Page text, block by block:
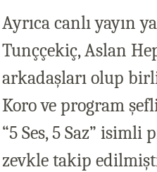
Ayrıca canlı yayın
Tunççekiç, Aslan
arkadaşları olup
Koro ve program
“5 Ses, 5 Saz”
zevkle takip